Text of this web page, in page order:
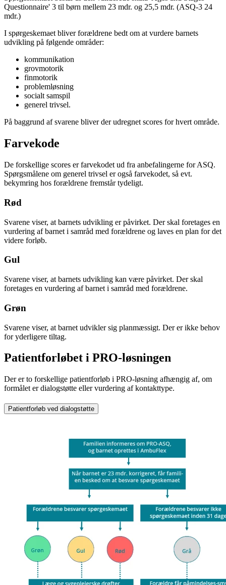
Questionnaire' 3 til børn mellem 23 mdr. og 25,5 mdr. (ASQ-3 24
mdr.)
I spørgeskemaet bliver forældrene bedt om at vurdere barnets
udvikling på følgende områder:
kommunikation
grovmotorik
finmotorik
problemløsning
socialt samspil
generel trivsel.
På baggrund af svarene bliver der udregnet scores for hvert område.
Farvekode
De forskellige scores er farvekodet ud fra anbefalingerne for ASQ.
Spørgsmålene om generel trivsel er også farvekodet, så evt.
bekymring hos forældrene fremstår tydeligt.
Rød
Svarene viser, at barnets udvikling er påvirket. Der skal foretages en
vurdering af barnet i samråd med forældrene og laves en plan for det
videre forløb.
Gul
Svarene viser, at barnets udvikling kan være påvirket. Der skal
foretages en vurdering af barnet i samråd med forældrene.
Grøn
Svarene viser, at barnet udvikler sig planmæssigt. Der er ikke behov
for yderligere tiltag.
Patientforløbet i PRO-løsningen
Der er to forskellige patientforløb i PRO-løsning afhængig af, om
formålet er dialogstøtte eller vurdering af kontakttype.
Patientforløb ved dialogstøtte